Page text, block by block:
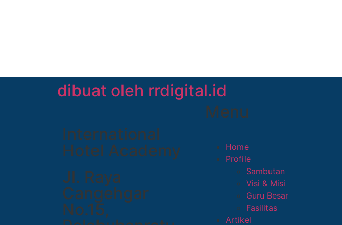
dibuat oleh rrdigital.id
International
Hotel Academy
Jl. Raya
Cangehgar
No.15,
Menu
Home
Profile
Sambutan
Visi & Misi
Guru Besar
Fasilitas
Artikel